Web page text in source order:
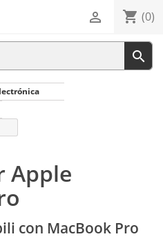
shopping_cart (0)


Apple
con MacBook Pro